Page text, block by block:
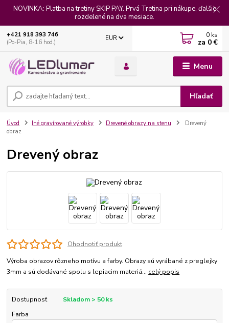
NOVINKA: Platba na tretiny SKIP PAY. Prvá Tretina pri nákupe, ďalšie
rozdelené na dva mesiace.
Menu
EUR
Hľadať
+421 918 393 746
(Po-Pia, 8-16 hod.)
0 ks
za 0 €
Úvod Iné gravírované výrobky Drevené obrazy na stenu
Drevený
obraz
Drevený obraz
Ohodnotiť produkt
Výroba obrazov rôzneho motívu a farby. Obrazy sú vyrábané z preglejky
3mm a sú dodávané spolu s lepiacim materiá... celý popis
Dostupnosť
Skladom > 50 ks
Farba